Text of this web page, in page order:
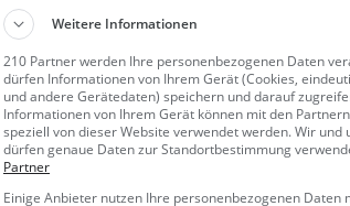
Taunus Therme Bad
Homburg
Erlebnisbad in Bad
der Höhe
Bad Homb
urg vor der ...
Kinder,
Weitere Informationen
210 Partner werden Ihre personenbezogenen Daten
dürfen Informationen von Ihrem Gerät (Cookies,
und andere Gerätedaten) speichern und darauf
Informationen von Ihrem Gerät können mit den
speziell von dieser Website verwendet werden. Wir und
dürfen genaue Daten zur Standortbestimmung
Partner
Einige Anbieter nutzen Ihre personenbezogenen Daten